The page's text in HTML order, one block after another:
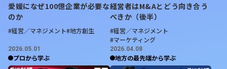
愛媛になぜ100億企業が必要な
のか
#経営／マネジメント#地方創生
経営者はM&Aとどう向き合う
べきか（後半）
#経営／マネジメント
#マーケティング
2026.05.01
プロから学ぶ
2026.04.08
地方の最先端から学ぶ